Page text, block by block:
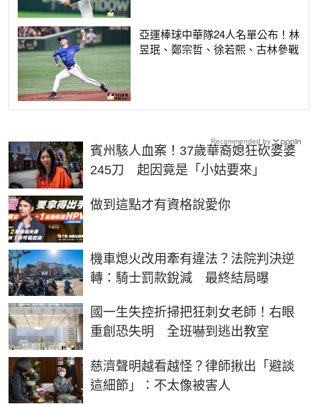
亞運棒球中華隊24人名單公布！林
昱珉、鄭宗哲、徐若熙、古林參戰
賓州駭人血案！37歲華裔媳狂砍婆婆
245刀 起因竟是「小姑要來」
做到這點才有資格說愛你
PR
機車熄火改用牽有違法？法院判決逆
轉：騎士罰款銳減 最終結局曝
國一生失控折掃把狂刺女老師！右眼
重創恐失明 全班嚇到逃出教室
慈濟聲明越看越怪？律師揪出「避談
這細節」：不太像被害人
Recommended by